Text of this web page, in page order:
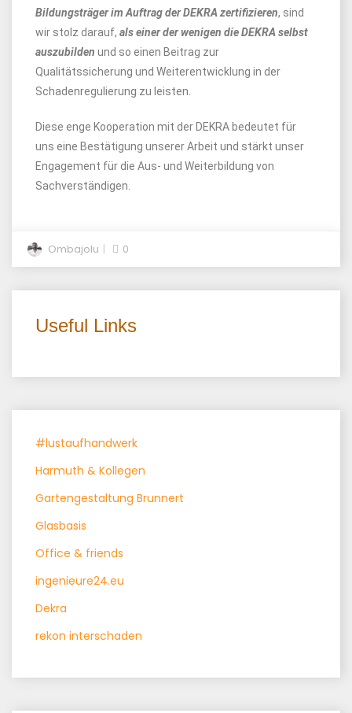
Bildungsträger im Auftrag der DEKRA zertifizieren, sind
wir stolz darauf, als einer der wenigen die DEKRA selbst
auszubilden und so einen Beitrag zur
Qualitätssicherung und Weiterentwicklung in der
Schadenregulierung zu leisten.
Diese enge Kooperation mit der DEKRA bedeutet für
uns eine Bestätigung unserer Arbeit und stärkt unser
Engagement für die Aus- und Weiterbildung von
Sachverständigen.
Ombajolu 0
Useful Links
#lustaufhandwerk
Harmuth & Kollegen
Gartengestaltung Brunnert
Glasbasis
Office & friends
ingenieure24.eu
Dekra
rekon interschaden